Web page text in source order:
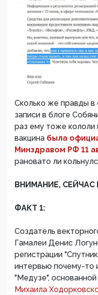
Сколько же правды
записи в блоге
раз ему тоже кололи
вакцина была
Минздравом РФ 11
рановато ли
ВНИМАНИЕ,
ФАКТ 1:
Создатель
Гамалеи Денис
регистрации
интервью почему-
"Медузе",
Михаила